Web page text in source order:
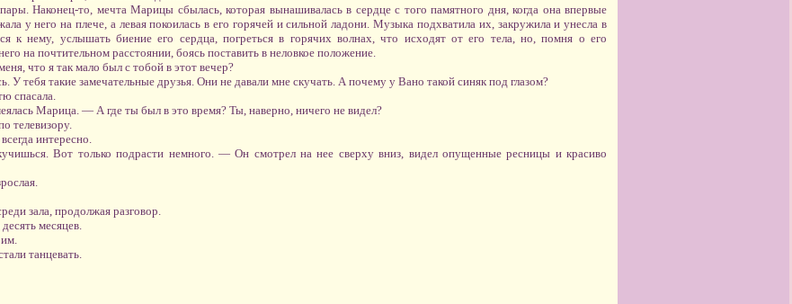
Наконец-то, мечта Марицы сбылась, которая вынашивалась в сердце с того памятного дня, когда она впервые
у него на плече, а левая покоилась в его горячей и сильной ладони. Музыка подхватила их, закружила и унесла в
к нему, услышать биение его сердца, погреться в горячих волнах, что исходят от его тела, но, помня о его
на почтительном расстоянии, боясь поставить в неловкое положение.
что я так мало был с тобой в этот вечер?
У тебя такие замечательные друзья. Они не давали мне скучать. А почему у Вано такой синяк под глазом?
спасала.
Марица. — А где ты был в это время? Ты, наверно, ничего не видел?
телевизору.
интересно.
Вот только подрасти немного. — Он смотрел на нее сверху вниз, видел опущенные ресницы и красиво
зала, продолжая разговор.
месяцев.
танцевать.